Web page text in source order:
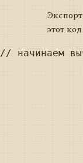
этот
// начинаем